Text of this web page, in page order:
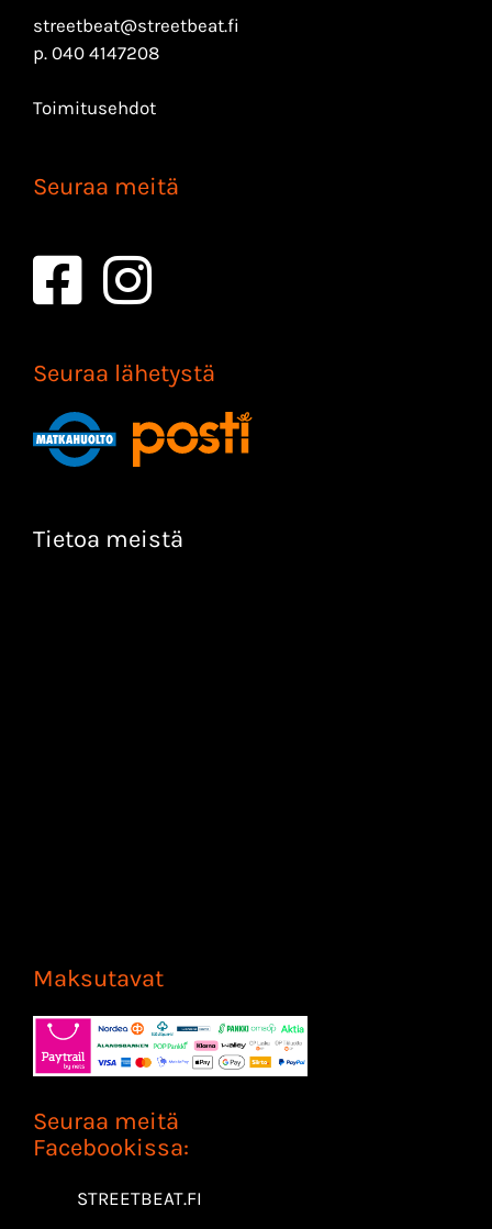
streetbeat@streetbeat.fi
p. 040 4147208
Toimitusehdot
Seuraa meitä
Seuraa lähetystä
Tietoa meistä
Maksutavat
Seuraa meitä
Facebookissa:
STREETBEAT.FI